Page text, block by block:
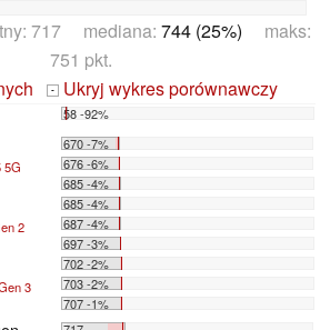
717 mediana: 744 (25%) maks:
751 pkt.
- Ukryj wykres porównawczy
58 -92%
670 -7%
5G
676 -6%
685 -4%
685 -4%
2
687 -4%
697 -3%
702 -2%
3
703 -2%
707 -1%